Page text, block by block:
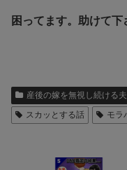
困ってます。助けて下
産後の嫁を無視し続ける夫
スカッとする話
モラ